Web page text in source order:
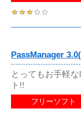
PassManager
とってもお手軽
ト!!
フリーソフト